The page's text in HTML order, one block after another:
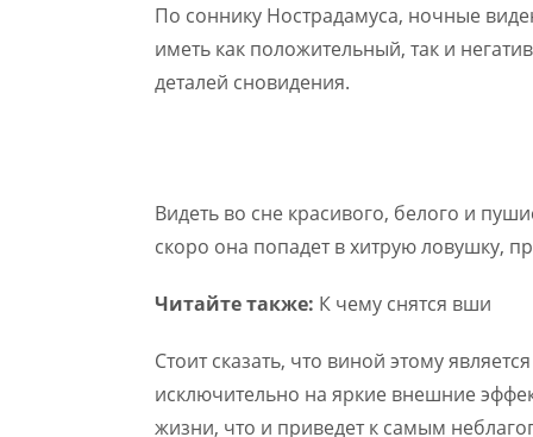
По соннику Нострадамуса, ночные
иметь как положительный, так и
деталей сновидения.
Видеть во сне красивого, белого и
скоро она попадет в хитрую ловушку,
Читайте также: К чему снятся вши
Стоит сказать, что виной этому
исключительно на яркие внешние
жизни, что и приведет к самым